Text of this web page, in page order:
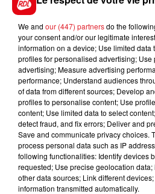
cible de tirs de mortiers.
La police également mobilisée
Avion, près de Lens. Le
nuits de débordements la
feux de poubelles, une voiture
mortier en direction des forces
hommes ont été placés en
FIL D'ACTUS
We and our (447) partnersdo the
your consent and/or our legitimate
information on a device; Use limited data
profiles for personalised advertising;
advertising; Measure advertising
performance; Understand audiences
of data from different sources; Develop
profiles to personalise content; Use
content; Use limited data to select
detect fraud, and fix errors; Deliver and
Save and communicate privacy choices.
process personal data such as IP
following functionalities: Identify devices
requested; Use precise geolocation
other data sources; Link different
information transmitted automatically.